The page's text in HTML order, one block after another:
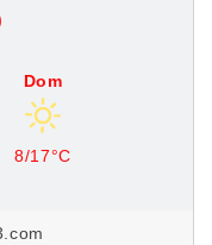
Dom
8/17°C